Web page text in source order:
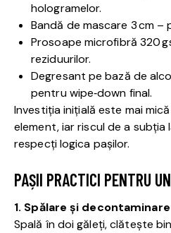
hologramelor.
Bandă de mascare 3 cm
Prosoape microfibră 320
reziduurilor.
Degresant pe bază de
pentru wipe‑down final.
Investiția inițială este mai
element, iar riscul de a
respecți logica pașilor.
PAȘII PRACTICI PENTRU
1. Spălare și decontaminare
Spală în doi găleți, clătește